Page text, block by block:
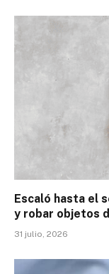
Escaló hasta el
y robar objetos
31 julio, 2026